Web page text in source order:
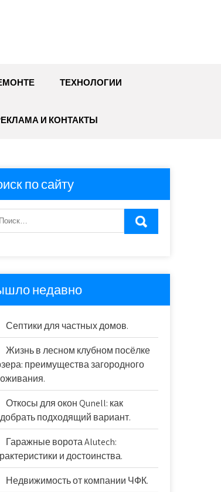
ТЕХНОЛОГИИ
И КОНТАКТЫ
по сайту
недавно
Септики для частных домов.
Жизнь в лесном клубном посёлке
преимущества загородного
Откосы для окон Qunell: как
подходящий вариант.
Гаражные ворота Alutech:
и достоинства.
Недвижимость от компании ЧФК.